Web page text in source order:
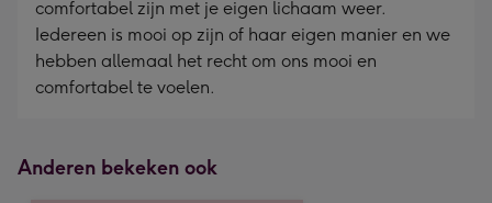
comfortabel zijn met je eigen lichaam weer.
Iedereen is mooi op zijn of haar eigen manier en we
hebben allemaal het recht om ons mooi en
comfortabel te voelen.
Anderen bekeken ook